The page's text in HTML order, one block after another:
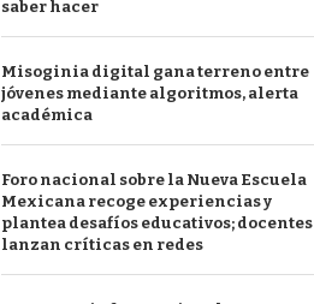
saber hacer
Misoginia digital gana terreno entre
jóvenes mediante algoritmos, alerta
académica
Foro nacional sobre la Nueva Escuela
Mexicana recoge experiencias y
plantea desafíos educativos; docentes
lanzan críticas en redes